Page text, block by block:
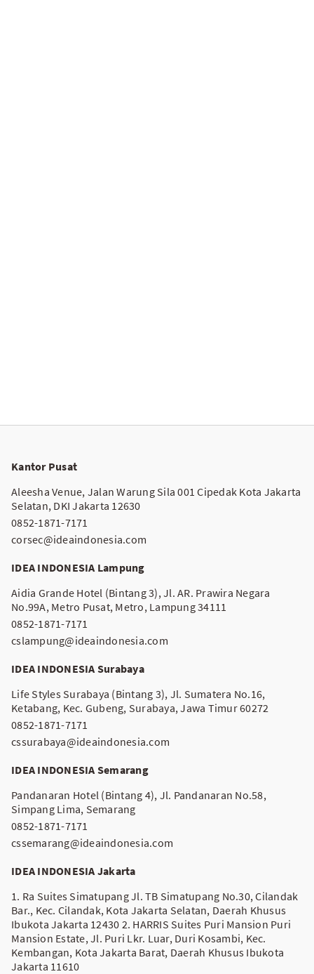
Kantor Pusat
Aleesha Venue, Jalan Warung Sila 001 Cipedak Kota Jakarta
Selatan, DKI Jakarta 12630
0852-1871-7171
corsec@ideaindonesia.com
IDEA INDONESIA Lampung
Aidia Grande Hotel (Bintang 3), Jl. AR. Prawira Negara
No.99A, Metro Pusat, Metro, Lampung 34111
0852-1871-7171
cslampung@ideaindonesia.com
IDEA INDONESIA Surabaya
Life Styles Surabaya (Bintang 3), Jl. Sumatera No.16,
Ketabang, Kec. Gubeng, Surabaya, Jawa Timur 60272
0852-1871-7171
cssurabaya@ideaindonesia.com
IDEA INDONESIA Semarang
Pandanaran Hotel (Bintang 4), Jl. Pandanaran No.58,
Simpang Lima, Semarang
0852-1871-7171
cssemarang@ideaindonesia.com
IDEA INDONESIA Jakarta
1. Ra Suites Simatupang Jl. TB Simatupang No.30, Cilandak
Bar., Kec. Cilandak, Kota Jakarta Selatan, Daerah Khusus
Ibukota Jakarta 12430 2. HARRIS Suites Puri Mansion Puri
Mansion Estate, Jl. Puri Lkr. Luar, Duri Kosambi, Kec.
Kembangan, Kota Jakarta Barat, Daerah Khusus Ibukota
Jakarta 11610